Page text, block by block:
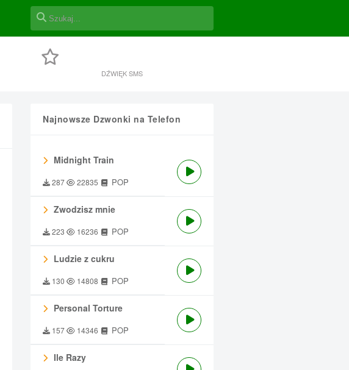
DŹWIĘK SMS
Najnowsze Dzwonki na Telefon
Midnight Train
287 22835 POP
Zwodzisz mnie
223 16236 POP
Ludzie z cukru
130 14808 POP
Personal Torture
157 14346 POP
Ile Razy